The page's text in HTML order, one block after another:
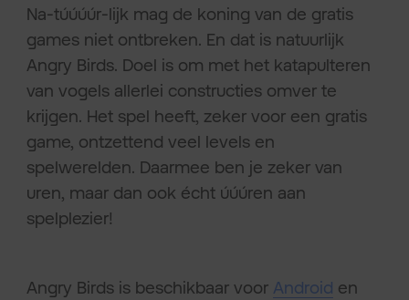
Na-túúúúr-lijk mag de koning van de gratis
games niet ontbreken. En dat is natuurlijk
Angry Birds. Doel is om met het katapulteren
van vogels allerlei constructies omver te
krijgen. Het spel heeft, zeker voor een gratis
game, ontzettend veel levels en
spelwerelden. Daarmee ben je zeker van
uren, maar dan ook écht úúúren aan
spelplezier!
Angry Birds is beschikbaar voor Android en